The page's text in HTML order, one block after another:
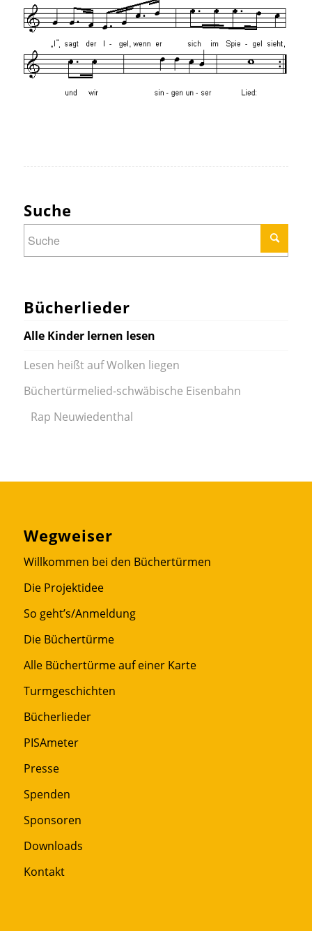
Suche
Bücherlieder
Alle Kinder lernen lesen
Lesen heißt auf Wolken liegen
Büchertürmelied-schwäbische Eisenbahn
Rap Neuwiedenthal
Wegweiser
Willkommen bei den Büchertürmen
Die Projektidee
So geht’s/Anmeldung
Die Büchertürme
Alle Büchertürme auf einer Karte
Turmgeschichten
Bücherlieder
PISAmeter
Presse
Spenden
Sponsoren
Downloads
Kontakt